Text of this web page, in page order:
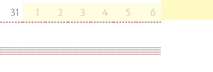
31
1 2 3 4 5 6